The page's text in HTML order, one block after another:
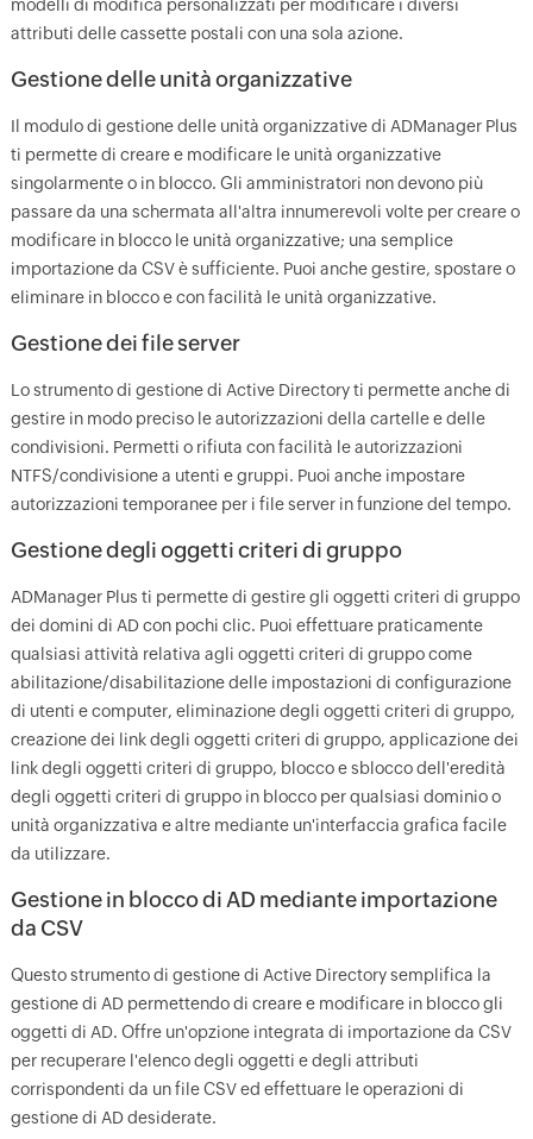
modelli di modifica personalizzati per modificare i diversi
attributi delle cassette postali con una sola azione.
Gestione delle unità organizzative
Il modulo di gestione delle unità organizzative di ADManager Plus
ti permette di creare e modificare le unità organizzative
singolarmente o in blocco. Gli amministratori non devono più
passare da una schermata all'altra innumerevoli volte per creare o
modificare in blocco le unità organizzative; una semplice
importazione da CSV è sufficiente. Puoi anche gestire, spostare o
eliminare in blocco e con facilità le unità organizzative.
Gestione dei file server
Lo strumento di gestione di Active Directory ti permette anche di
gestire in modo preciso le autorizzazioni della cartelle e delle
condivisioni. Permetti o rifiuta con facilità le autorizzazioni
NTFS/condivisione a utenti e gruppi. Puoi anche impostare
autorizzazioni temporanee per i file server in funzione del tempo.
Gestione degli oggetti criteri di gruppo
ADManager Plus ti permette di gestire gli oggetti criteri di gruppo
dei domini di AD con pochi clic. Puoi effettuare praticamente
qualsiasi attività relativa agli oggetti criteri di gruppo come
abilitazione/disabilitazione delle impostazioni di configurazione
di utenti e computer, eliminazione degli oggetti criteri di gruppo,
creazione dei link degli oggetti criteri di gruppo, applicazione dei
link degli oggetti criteri di gruppo, blocco e sblocco dell'eredità
degli oggetti criteri di gruppo in blocco per qualsiasi dominio o
unità organizzativa e altre mediante un'interfaccia grafica facile
da utilizzare.
Gestione in blocco di AD mediante importazione
da CSV
Questo strumento di gestione di Active Directory semplifica la
gestione di AD permettendo di creare e modificare in blocco gli
oggetti di AD. Offre un'opzione integrata di importazione da CSV
per recuperare l'elenco degli oggetti e degli attributi
corrispondenti da un file CSV ed effettuare le operazioni di
gestione di AD desiderate.